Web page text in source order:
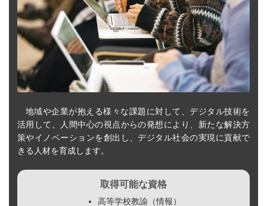
地域や企業が抱える様々な課題に対して、デジタル技術を
活用して、人間中心の視点からの発想により、新たな解決方
策やイノベーションを創出し、デジタル社会の実現に貢献で
きる人材を育成します。
取得可能な資格
高等学校教諭（情報）